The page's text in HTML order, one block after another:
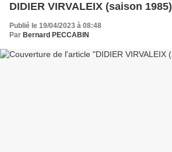
DIDIER VIRVALEIX (saison 1985)
Publié le 19/04/2023 à 08:48
Par Bernard PECCABIN